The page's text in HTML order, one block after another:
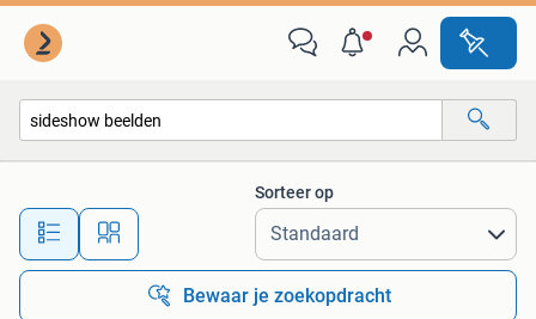
Alle afstanden…
Sorteer op
Bewaar je zoekopdracht